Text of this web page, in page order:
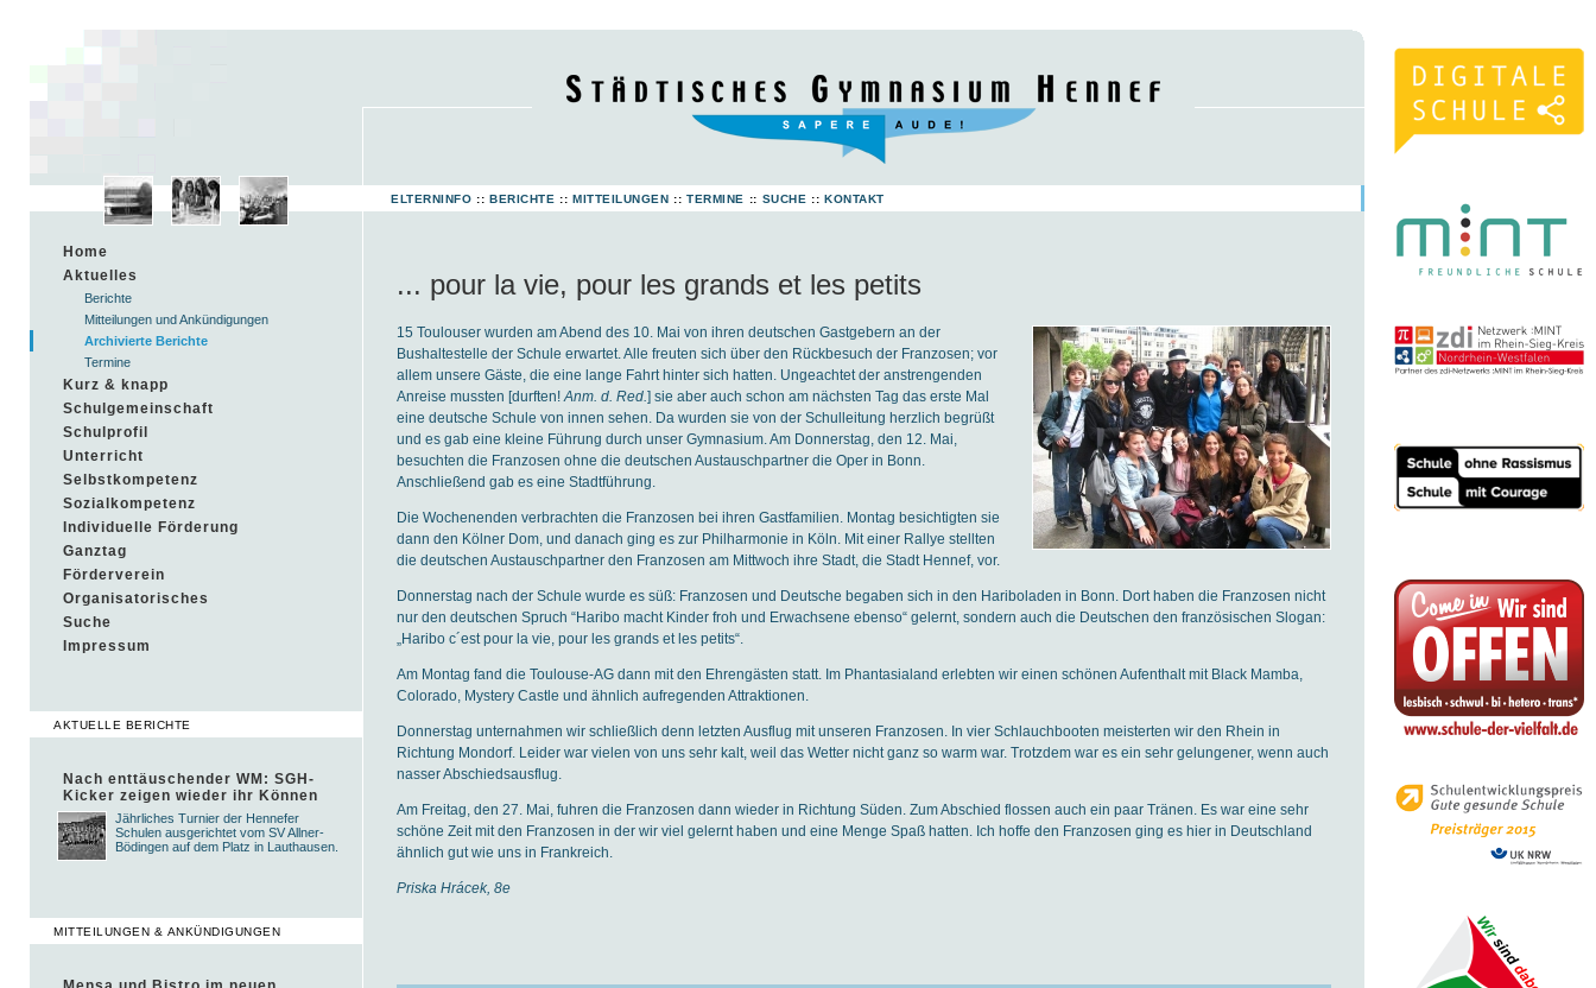
ELTERNINFO :: BERICHTE :: MITTEILUNGEN :: TERMINE :: SUCHE :: KONTAKT
Home
Aktuelles
Berichte
Mitteilungen und Ankündigungen
Archivierte Berichte
Termine
Kurz & knapp
Schulgemeinschaft
Schulprofil
Unterricht
Selbstkompetenz
Sozialkompetenz
Individuelle Förderung
Ganztag
Förderverein
Organisatorisches
Suche
Impressum
AKTUELLE BERICHTE
Nach enttäuschender WM: SGH-
Kicker zeigen wieder ihr Können
Jährliches Turnier der Hennefer
Schulen ausgerichtet vom SV Allner-
Bödingen auf dem Platz in Lauthausen.
MITTEILUNGEN & ANKÜNDIGUNGEN
... pour la vie, pour les grands et les petits
15 Toulouser wurden am Abend des 10. Mai von ihren deutschen Gastgebern an der
Bushaltestelle der Schule erwartet. Alle freuten sich über den Rückbesuch der Franzosen; vor
allem unsere Gäste, die eine lange Fahrt hinter sich hatten. Ungeachtet der anstrengenden
Anreise mussten [durften! Anm. d. Red. ] sie aber auch schon am nächsten Tag das erste Mal
eine deutsche Schule von innen sehen. Da wurden sie von der Schulleitung herzlich begrüßt
und es gab eine kleine Führung durch unser Gymnasium. Am Donnerstag, den 12. Mai,
besuchten die Franzosen ohne die deutschen Austauschpartner die Oper in Bonn.
Anschließend gab es eine Stadtführung.
Die Wochenenden verbrachten die Franzosen bei ihren Gastfamilien. Montag besichtigten sie
dann den Kölner Dom, und danach ging es zur Philharmonie in Köln. Mit einer Rallye stellten
die deutschen Austauschpartner den Franzosen am Mittwoch ihre Stadt, die Stadt Hennef, vor.
Donnerstag nach der Schule wurde es süß: Franzosen und Deutsche begaben sich in den Hariboladen in Bonn. Dort haben die Franzosen nicht
nur den deutschen Spruch “Haribo macht Kinder froh und Erwachsene ebenso“ gelernt, sondern auch die Deutschen den französischen Slogan:
„Haribo c´est pour la vie, pour les grands et les petits“.
Am Montag fand die Toulouse-AG dann mit den Ehrengästen statt. Im Phantasialand erlebten wir einen schönen Aufenthalt mit Black Mamba,
Colorado, Mystery Castle und ähnlich aufregenden Attraktionen.
Donnerstag unternahmen wir schließlich denn letzten Ausflug mit unseren Franzosen. In vier Schlauchbooten meisterten wir den Rhein in
Richtung Mondorf. Leider war vielen von uns sehr kalt, weil das Wetter nicht ganz so warm war. Trotzdem war es ein sehr gelungener, wenn auch
nasser Abschiedsausflug.
Am Freitag, den 27. Mai, fuhren die Franzosen dann wieder in Richtung Süden. Zum Abschied flossen auch ein paar Tränen. Es war eine sehr
schöne Zeit mit den Franzosen in der wir viel gelernt haben und eine Menge Spaß hatten. Ich hoffe den Franzosen ging es hier in Deutschland
ähnlich gut wie uns in Frankreich.
Priska Hrácek, 8e